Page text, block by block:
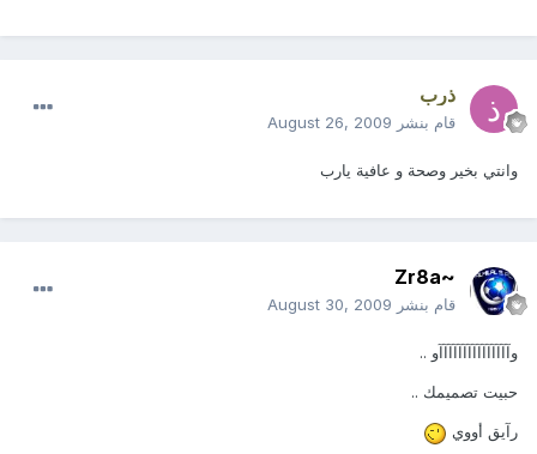
ذرب
قام بنشر August 26, 2009
وانتي بخير وصحة و عافية يارب
~Zr8a
قام بنشر August 30, 2009
وآآآآآآآآآآآآآآآو ..
حبيت تصميمك ..
رآيق أووي